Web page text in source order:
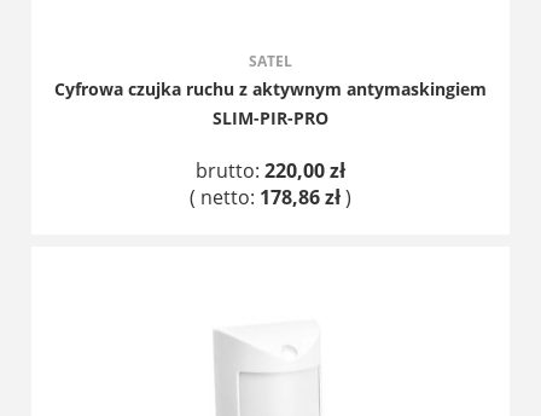
SATEL
Cyfrowa czujka ruchu z aktywnym antymaskingiem
SLIM-PIR-PRO
brutto: 220,00 zł
( netto: 178,86 zł)